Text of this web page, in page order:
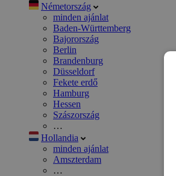
Németország
minden ajánlat
Baden-Württemberg
Bajorország
Berlin
Brandenburg
Düsseldorf
Fekete erdő
Hamburg
Hessen
Szászország
…
Hollandia
minden ajánlat
Amszterdam
…